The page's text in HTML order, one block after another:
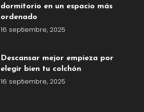
dormitorio en un espacio más
ordenado
16 septiembre, 2025
Descansar mejor empieza por
elegir bien tu colchón
16 septiembre, 2025